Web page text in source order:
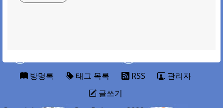
방명록 태그 목록 RSS
관리자
글쓰기